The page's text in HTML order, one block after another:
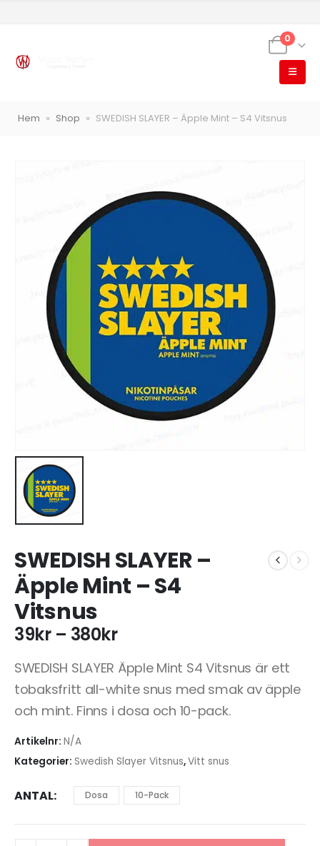
0
Hem » Shop » SWEDISH SLAYER – Äpple Mint – S4 Vitsnus
SWEDISH SLAYER –
Äpple Mint – S4
Vitsnus
39kr – 380kr
SWEDISH SLAYER Äpple Mint S4 Vitsnus är ett
tobaksfritt all-white snus med smak av äpple
och mint. Finns i dosa och 10-pack.
Artikelnr: N/A
Kategorier: Swedish Slayer Vitsnus,Vitt snus
ANTAL Dosa 10-Pack
Röstläge
Populära engångsvapes Hjälp mig välja
Leverans & frakt